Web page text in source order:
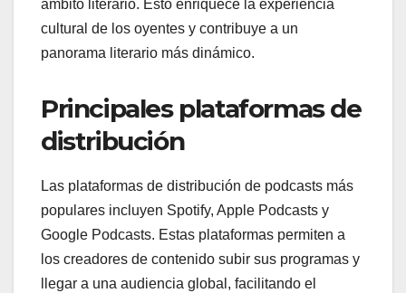
ámbito literario. Esto enriquece la experiencia
cultural de los oyentes y contribuye a un
panorama literario más dinámico.
Principales plataformas de
distribución
Las plataformas de distribución de podcasts más
populares incluyen Spotify, Apple Podcasts y
Google Podcasts. Estas plataformas permiten a
los creadores de contenido subir sus programas y
llegar a una audiencia global, facilitando el